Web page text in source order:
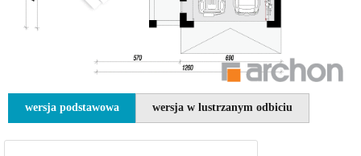
wersja podstawowa wersja w lustrzanym odbiciu